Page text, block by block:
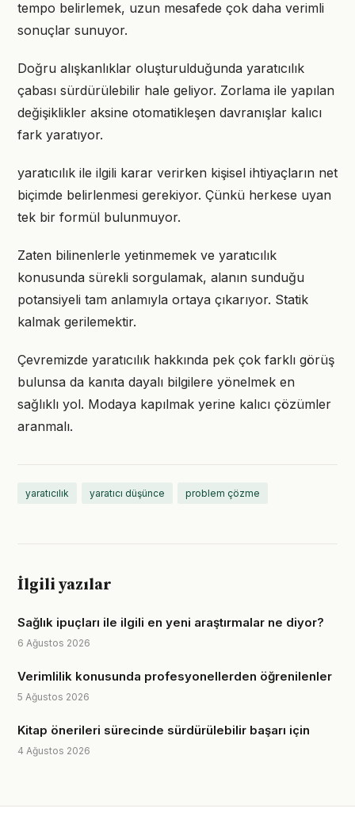
tempo belirlemek, uzun mesafede çok daha verimli
sonuçlar sunuyor.
Doğru alışkanlıklar oluşturulduğunda yaratıcılık
çabası sürdürülebilir hale geliyor. Zorlama ile yapılan
değişiklikler aksine otomatikleşen davranışlar kalıcı
fark yaratıyor.
yaratıcılık ile ilgili karar verirken kişisel ihtiyaçların net
biçimde belirlenmesi gerekiyor. Çünkü herkese uyan
tek bir formül bulunmuyor.
Zaten bilinenlerle yetinmemek ve yaratıcılık
konusunda sürekli sorgulamak, alanın sunduğu
potansiyeli tam anlamıyla ortaya çıkarıyor. Statik
kalmak gerilemektir.
Çevremizde yaratıcılık hakkında pek çok farklı görüş
bulunsa da kanıta dayalı bilgilere yönelmek en
sağlıklı yol. Modaya kapılmak yerine kalıcı çözümler
aranmalı.
yaratıcılık yaratıcı düşünce problem çözme
İlgili yazılar
Sağlık ipuçları ile ilgili en yeni araştırmalar ne diyor?
6 Ağustos 2026
Verimlilik konusunda profesyonellerden öğrenilenler
5 Ağustos 2026
Kitap önerileri sürecinde sürdürülebilir başarı için
4 Ağustos 2026